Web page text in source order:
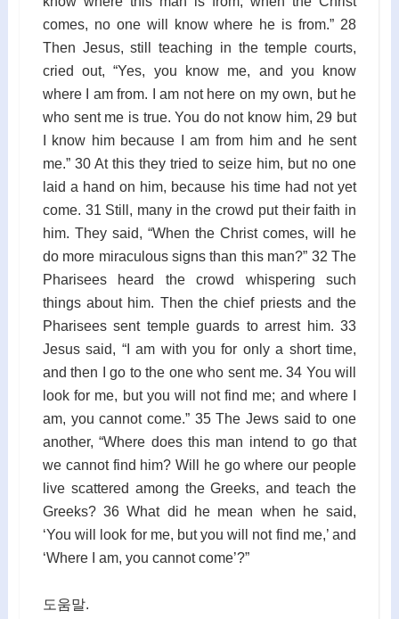
comes, no one will know where he is from.” 28
Then Jesus, still teaching in the temple courts,
cried out, “Yes, you know me, and you know
where I am from. I am not here on my own, but he
who sent me is true. You do not know him, 29 but
I know him because I am from him and he sent
me.” 30 At this they tried to seize him, but no one
laid a hand on him, because his time had not yet
come. 31 Still, many in the crowd put their faith in
him. They said, “When the Christ comes, will he
do more miraculous signs than this man?” 32 The
Pharisees heard the crowd whispering such
things about him. Then the chief priests and the
Pharisees sent temple guards to arrest him. 33
Jesus said, “I am with you for only a short time,
and then I go to the one who sent me. 34 You will
look for me, but you will not find me; and where I
am, you cannot come.” 35 The Jews said to one
another, “Where does this man intend to go that
we cannot find him? Will he go where our people
live scattered among the Greeks, and teach the
Greeks? 36 What did he mean when he said,
‘You will look for me, but you will not find me,’ and
‘Where I am, you cannot come’?”
도움말.